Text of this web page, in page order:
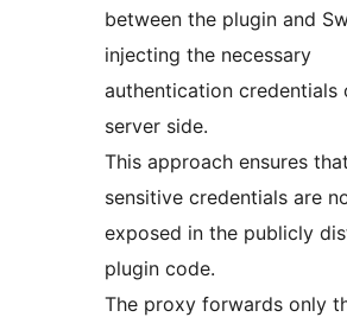
between the plugin and
injecting the necessary
authentication credentials
server side.
This approach ensures that
sensitive credentials are
exposed in the publicly
plugin code.
The proxy forwards only